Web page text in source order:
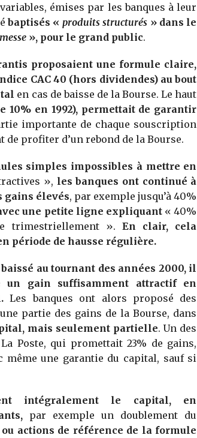
émises par les banques à leur
baptisés « produits structurés » dans le
», pour le grand public.
proposaient une formule claire,
CAC 40 (hors dividendes) au bout
en cas de baisse de la Bourse. Le haut
10% en 1992), permettait de garantir
importante de chaque souscription
profiter d’un rebond de la Bourse.
simples impossibles à mettre en
», les banques ont continué à
gains élevés, par exemple jusqu’à 40%
une petite ligne expliquant« 40%
trimestriellement ». En clair, cela
période de hausse régulière.
au tournant des années 2000, il
un gain suffisamment attractif en
Les banques ont alors proposé des
partie des gains de la Bourse, dans
mais seulement partielle. Un des
Poste, qui promettait 23% de gains,
même une garantie du capital, sauf si
intégralement le capital, en
par exemple un doublement du
actions de référence de la formule